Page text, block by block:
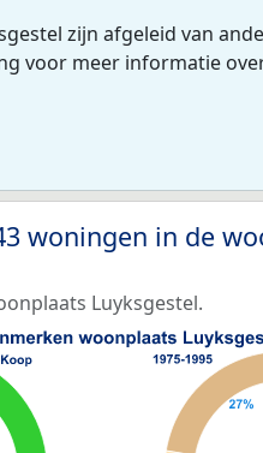
zijn afgeleid van
voor meer informatie
woningen in de
Luyksgestel.